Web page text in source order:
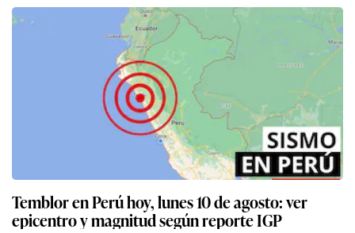
Temblor en Perú hoy, lunes 10 de agosto: ver
epicentro y magnitud según reporte IGP